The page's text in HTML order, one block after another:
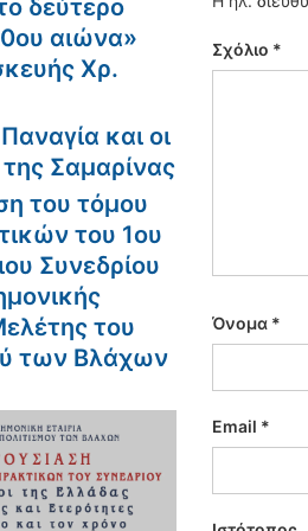
δεύτερο
αιώνα»
Χρ.
και οι
Σαμαρίνας
του τόμου
του 1ου
Συνεδρίου
του
των Βλάχων
Σχόλιο *
Όνομα *
Email *